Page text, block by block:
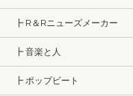
┣ R＆Rニューズメーカー
┣ 音楽と人
┣ ポップビート